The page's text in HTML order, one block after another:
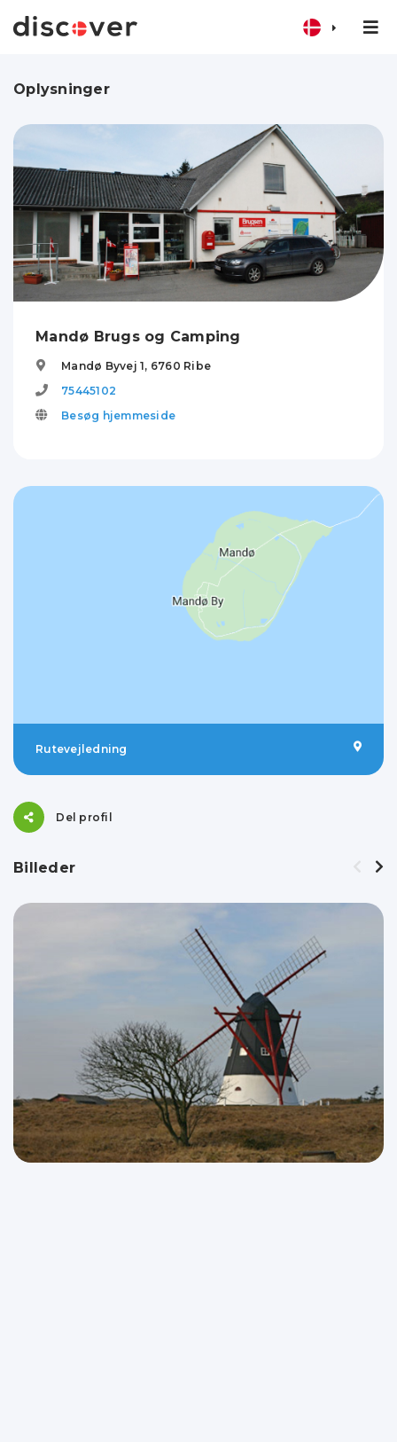
Oplysninger
Mandø Brugs og Camping
Mandø Byvej 1, 6760 Ribe
75445102
Besøg hjemmeside
Rutevejledning
Del profil
Billeder